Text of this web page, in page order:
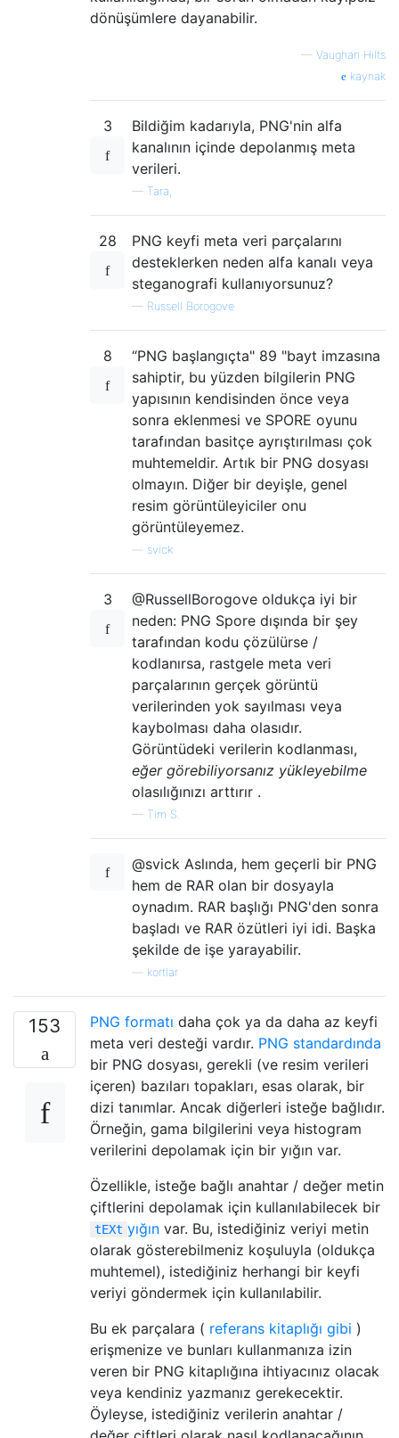
dönüşümlere dayanabilir.
— Vaughan Hilts
kaynak
3
Bildiğim kadarıyla, PNG'nin alfa
kanalının içinde depolanmış meta
verileri.
— Tara,
28
PNG keyfi meta veri parçalarını
desteklerken neden alfa kanalı veya
steganografi kullanıyorsunuz?
— Russell Borogove
8
“PNG başlangıçta" 89 "bayt imzasına
sahiptir, bu yüzden bilgilerin PNG
yapısının kendisinden önce veya
sonra eklenmesi ve SPORE oyunu
tarafından basitçe ayrıştırılması çok
muhtemeldir. Artık bir PNG dosyası
olmayın. Diğer bir deyişle, genel
resim görüntüleyiciler onu
görüntüleyemez.
svick
3
@RussellBorogove oldukça iyi bir
neden: PNG Spore dışında bir şey
tarafından kodu çözülürse /
kodlanırsa, rastgele meta veri
parçalarının gerçek görüntü
verilerinden yok sayılması veya
kaybolması daha olasıdır.
Görüntüdeki verilerin kodlanması,
eğer görebiliyorsanız yükleyebilme
olasılığınızı arttırır .
— Tim S.
@svick Aslında, hem geçerli bir PNG
hem de RAR olan bir dosyayla
oynadım. RAR başlığı PNG'den sonra
başladı ve RAR özütleri iyi idi. Başka
şekilde de işe yarayabilir.
kortlar
153 PNG formatı daha çok ya da daha az keyfi
meta veri desteği vardır. PNG standardında
bir PNG dosyası, gerekli (ve resim verileri
içeren) bazıları topakları, esas olarak, bir
dizi tanımlar. Ancak diğerleri isteğe bağlıdır.
Örneğin, gama bilgilerini veya histogram
verilerini depolamak için bir yığın var.
Özellikle, isteğe bağlı anahtar / değer metin
çiftlerini depolamak için kullanılabilecek bir
tEXt yığın var. Bu, istediğiniz veriyi metin
olarak gösterebilmeniz koşuluyla (oldukça
muhtemel), istediğiniz herhangi bir keyfi
veriyi göndermek için kullanılabilir.
Bu ek parçalara ( referans kitaplığı gibi )
erişmenize ve bunları kullanmanıza izin
veren bir PNG kitaplığına ihtiyacınız olacak
veya kendiniz yazmanız gerekecektir.
Öyleyse, istediğiniz verilerin anahtar /